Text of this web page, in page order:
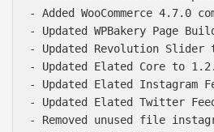
- Added WooCommerce 4.7.0
- Updated WPBakery Page
- Updated Revolution Slider
- Updated Elated Core to
- Updated Elated Instagram
- Updated Elated Twitter
- Removed unused file